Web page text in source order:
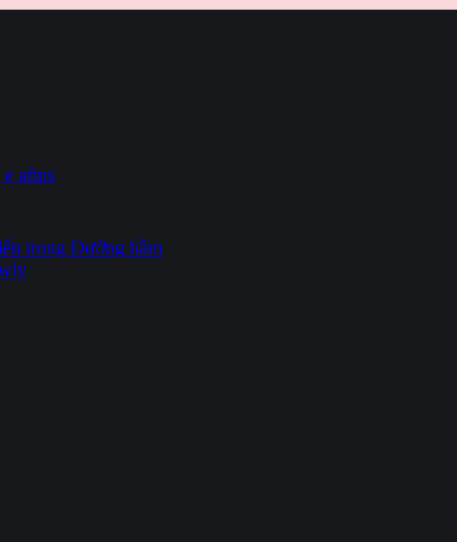
afins
trong Đường hầm